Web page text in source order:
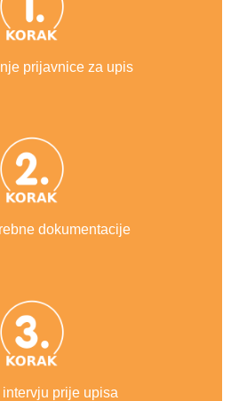
prijavnice za upis
dokumentacije
intervju prije upisa